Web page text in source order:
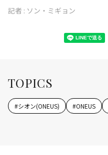
記者 : ソン・ミギョン
TOPICS
#シオン(ONEUS) #ONEUS